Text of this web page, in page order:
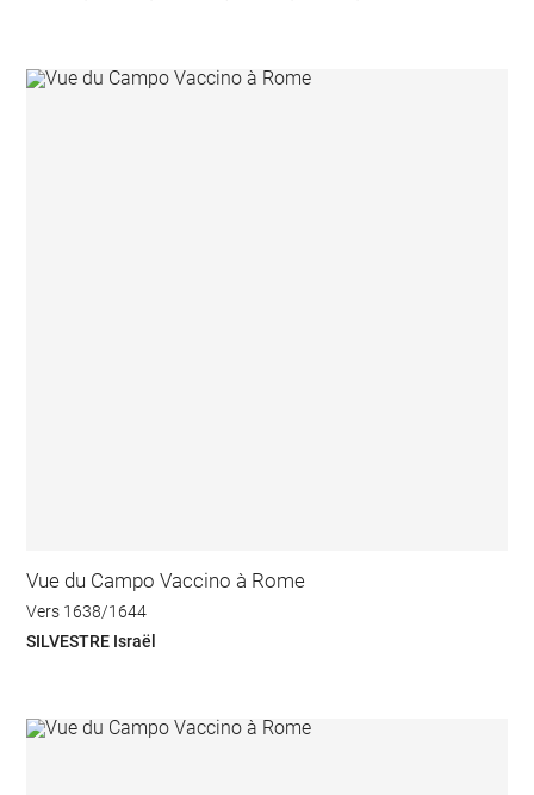
Vue du Campo Vaccino à Rome
Vers 1638/1644
SILVESTRE Israël